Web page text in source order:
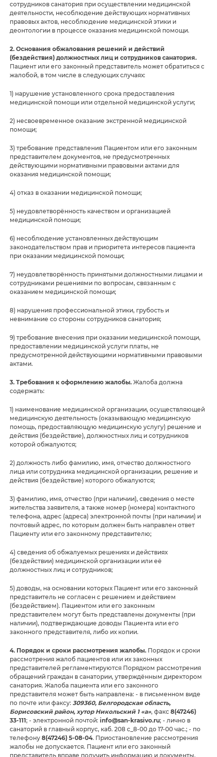
сотрудников санатория при осуществлении медицинской
деятельности, несоблюдение действующих нормативных
правовых актов, несоблюдение медицинской этики и
деонтологии в процессе оказания медицинской помощи.
2. Основания обжалования решений и действий
(бездействия) должностных лиц и сотрудников санатория.
Пациент или его законный представитель может обратиться с
жалобой, в том числе в следующих случаях:
1) нарушение установленного срока предоставления
медицинской помощи или отдельной медицинской услуги;
2) несвоевременное оказание экстренной медицинской
помощи;
3) требование представления Пациентом или его законным
представителем документов, не предусмотренных
действующими нормативными правовыми актами для
оказания медицинской помощи;
4) отказ в оказании медицинской помощи;
5) неудовлетворённость качеством и организацией
медицинской помощи;
6) несоблюдение установленных действующим
законодательством прав и приоритета интересов пациента
при оказании медицинской помощи;
7) неудовлетворённость принятыми должностными лицами и
сотрудниками решениями по вопросам, связанным с
оказанием медицинской помощи;
8) нарушения профессиональной этики, грубость и
невнимание со стороны сотрудников санатория;
9) требование внесения при оказании медицинской помощи,
предоставлении медицинской услуги платы, не
предусмотренной действующими нормативными правовыми
актами.
3. Требования к оформлению жалобы. Жалоба должна
содержать:
1) наименование медицинской организации, осуществляющей
медицинскую деятельность (оказывающую медицинскую
помощь, предоставляющую медицинскую услугу) решение и
действия (бездействие), должностных лиц и сотрудников
которой обжалуются;
2) должность либо фамилию, имя, отчество должностного
лица или сотрудника медицинской организации, решение и
действия (бездействие) которого обжалуются;
3) фамилию, имя, отчество (при наличии), сведения о месте
жительства заявителя, а также номер (номера) контактного
телефона, адрес (адреса) электронной почты (при наличии) и
почтовый адрес, по которым должен быть направлен ответ
Пациенту или его законному представителю;
4) сведения об обжалуемых решениях и действиях
(бездействии) медицинской организации или её
должностных лиц и сотрудников;
5) доводы, на основании которых Пациент или его законный
представитель не согласен с решением и действием
(бездействием). Пациентом или его законным
представителем могут быть представлены документы (при
наличии), подтверждающие доводы Пациента или его
законного представителя, либо их копии.
4. Порядок и сроки рассмотрения жалобы. Порядок и сроки
рассмотрения жалоб пациентов или их законных
представителей регламентируются Порядком рассмотрения
обращений граждан в санатории, утверждённым директором
санатория. Жалоба пациента или его законного
представителя может быть направлена: - в письменном виде
по почте или факсу: 309360, Белгородская область,
Борисовский район, хутор Никольский 1 «а», факс 8(47246)
33-111; - электронной почтой: info@san-krasivo.ru; - лично в
санаторий в главный корпус, каб. 208 с_8-00 до 17-00 час.; - по
телефону 8(47246) 5-08-04. Приостановление рассмотрения
жалобы не допускается. Пациент или его законный
представитель вправе получить информацию и документы,